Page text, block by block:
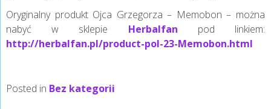
Oryginalny produkt Ojca Grzegorza – Memobon – można
nabyć w sklepie Herbalfan pod linkiem:
http://herbalfan.pl/product-pol-23-Memobon.html
Posted in Bez kategorii